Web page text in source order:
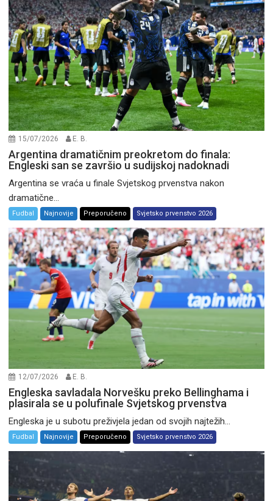
15/07/2026 E. B.
Argentina dramatičnim preokretom do finala:
Engleski san se završio u sudijskoj nadoknadi
Argentina se vraća u finale Svjetskog prvenstva nakon
dramatične...
Fudbal Najnovije Preporučeno Svjetsko prvenstvo 2026
12/07/2026 E. B.
Engleska savladala Norvešku preko Bellinghama i
plasirala se u polufinale Svjetskog prvenstva
Engleska je u subotu preživjela jedan od svojih najtežih...
Fudbal Najnovije Preporučeno Svjetsko prvenstvo 2026